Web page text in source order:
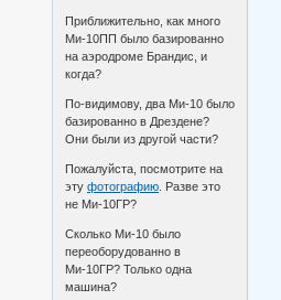
Приближительно, как много
Ми-10ПП было базированно
на аэродроме Брандис, и
когда?
По-видимову, два Ми-10 было
базированно в Дрездене?
Они были из другой части?
Пожалуйста, посмотрите на
этуфотографию . Разве это
не Ми-10ГР?
Сколько Ми-10 было
переоборудованно в
Ми-10ГР? Только одна
машина?